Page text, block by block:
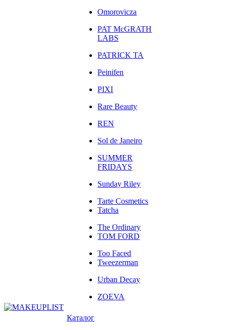
Omorovicza
PAT McGRATH
LABS
PATRICK TA
Peinifen
PIXI
Rare Beauty
REN
Sol de Janeiro
SUMMER
FRIDAYS
Sunday Riley
Tarte Cosmetics
Tatcha
The Ordinary
TOM FORD
Too Faced
Tweezerman
Urban Decay
ZOEVA
Каталог